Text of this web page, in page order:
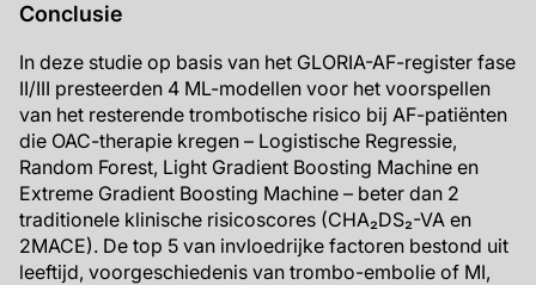
Conclusie
In deze studie op basis van het GLORIA-AF-register fase
II/III presteerden 4 ML-modellen voor het voorspellen
van het resterende trombotische risico bij AF-patiënten
die OAC-therapie kregen – Logistische Regressie,
Random Forest, Light Gradient Boosting Machine en
Extreme Gradient Boosting Machine – beter dan 2
traditionele klinische risicoscores (CHA₂DS₂-VA en
2MACE). De top 5 van invloedrijke factoren bestond uit
leeftijd, voorgeschiedenis van trombo-embolie of MI,